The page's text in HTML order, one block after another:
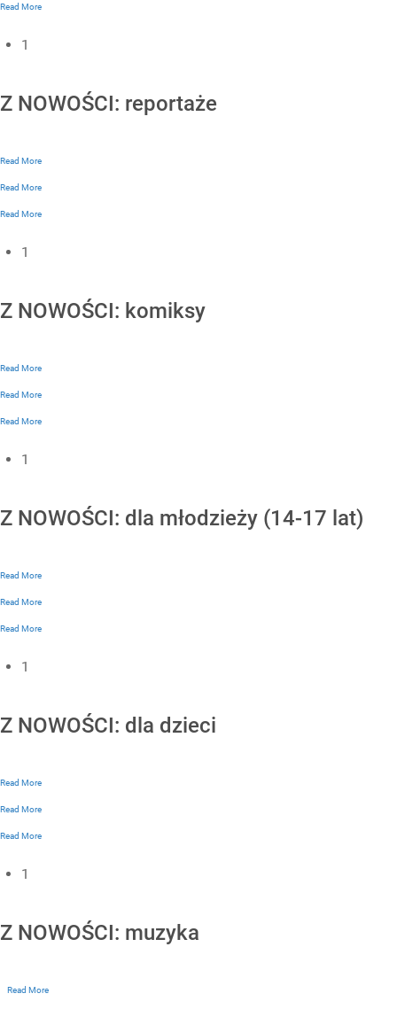
Read More
1
Z NOWOŚCI: reportaże
Read More
Read More
Read More
1
Z NOWOŚCI: komiksy
Read More
Read More
Read More
1
Z NOWOŚCI: dla młodzieży (14-17 lat)
Read More
Read More
Read More
1
Z NOWOŚCI: dla dzieci
Read More
Read More
Read More
1
Z NOWOŚCI: muzyka
Read More